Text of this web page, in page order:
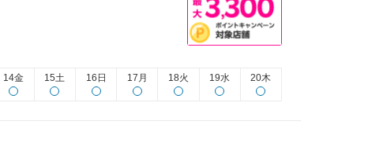
14金 15土 16日 17月 18火 19水 20木